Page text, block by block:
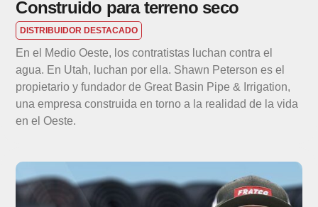
Construido para terreno seco
DISTRIBUIDOR DESTACADO
En el Medio Oeste, los contratistas luchan contra el
agua. En Utah, luchan por ella. Shawn Peterson es el
propietario y fundador de Great Basin Pipe & Irrigation,
una empresa construida en torno a la realidad de la vida
en el Oeste.